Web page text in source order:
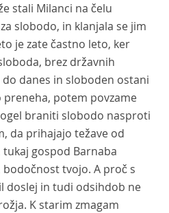
stali Milanci na čelu
slobodo, in klanjala se jim
je zate častno leto, ker
brez državnih
danes in sloboden ostani
preneha, potem povzame
braniti slobodo nasproti
da prihajajo težave od
gospod Barnaba
tvojo. A proč s
doslej in tudi odsihdob ne
K starim zmagam